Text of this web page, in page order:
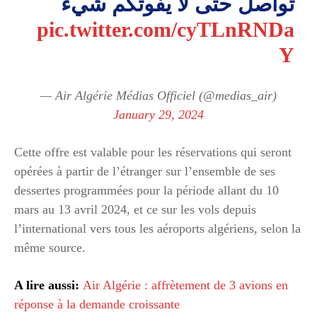
pic.twitter.com/cyTLnRNDa
Y
— Air Algérie Médias Officiel (@medias_air)
January 29, 2024
Cette offre est valable pour les réservations qui seront
opérées à partir de l’étranger sur l’ensemble de ses
dessertes programmées pour la période allant du 10
mars au 13 avril 2024, et ce sur les vols depuis
l’international vers tous les aéroports algériens, selon la
même source.
A lire aussi: Air Algérie : affrètement de 3 avions en
réponse à la demande croissante